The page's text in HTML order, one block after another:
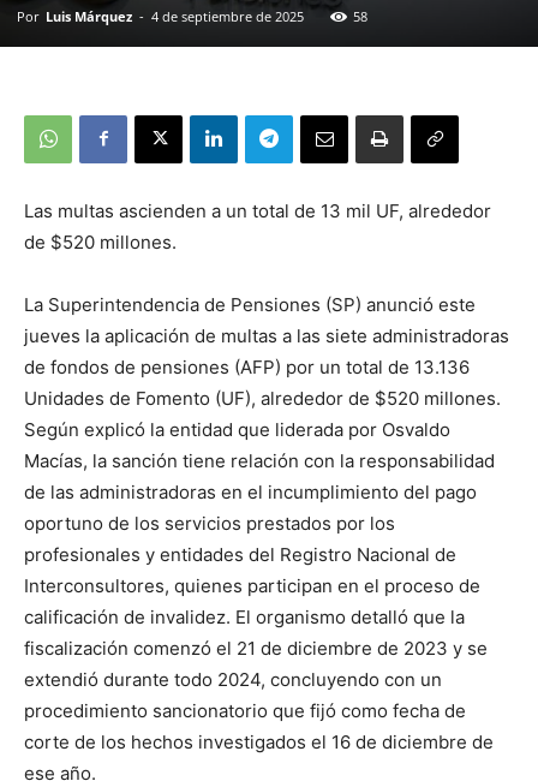
Por Luis Márquez - 4 de septiembre de 2025 58
Las multas ascienden a un total de 13 mil UF, alrededor
de $520 millones.
La Superintendencia de Pensiones (SP) anunció este
jueves la aplicación de multas a las siete administradoras
de fondos de pensiones (AFP) por un total de 13.136
Unidades de Fomento (UF), alrededor de $520 millones.
Según explicó la entidad que liderada por Osvaldo
Macías, la sanción tiene relación con la responsabilidad
de las administradoras en el incumplimiento del pago
oportuno de los servicios prestados por los
profesionales y entidades del Registro Nacional de
Interconsultores, quienes participan en el proceso de
calificación de invalidez. El organismo detalló que la
fiscalización comenzó el 21 de diciembre de 2023 y se
extendió durante todo 2024, concluyendo con un
procedimiento sancionatorio que fijó como fecha de
corte de los hechos investigados el 16 de diciembre de
ese año.